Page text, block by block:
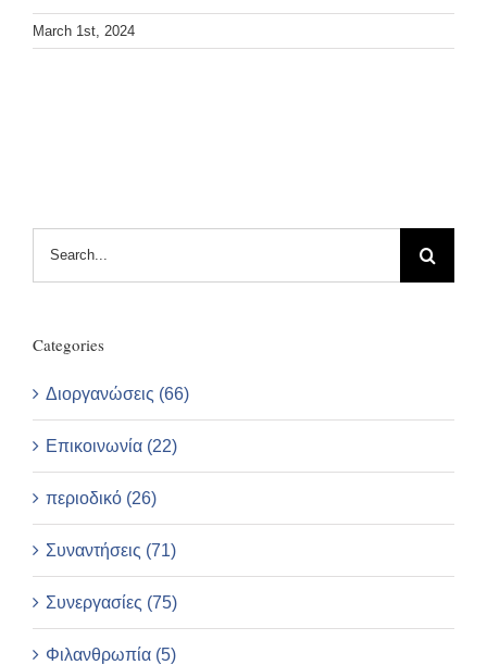
March 1st, 2024
Categories
Διοργανώσεις (66)
Επικοινωνία (22)
περιοδικό (26)
Συναντήσεις (71)
Συνεργασίες (75)
Φιλανθρωπία (5)